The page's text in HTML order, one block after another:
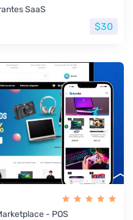
SaaS
$30
- POS